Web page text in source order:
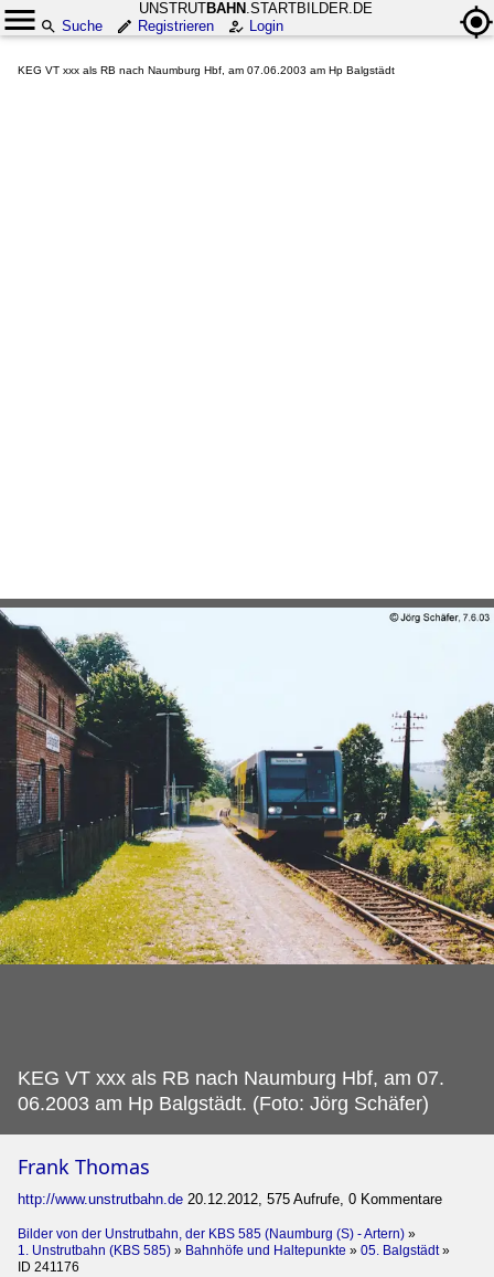
UNSTRUTBAHN .STARTBILDER.DE
Suche
Registrieren Login
KEG VT xxx als RB nach Naumburg Hbf, am 07.06.2003 am Hp Balgstädt
KEG VT xxx als RB nach Naumburg Hbf, am 07.
06.2003 am Hp Balgstädt. (Foto: Jörg Schäfer)
Frank Thomas
http://www.unstrutbahn.de 20.12.2012, 575 Aufrufe, 0 Kommentare
Bilder von der Unstrutbahn, der KBS 585 (Naumburg (S) - Artern) »
1. Unstrutbahn (KBS 585) » Bahnhöfe und Haltepunkte » 05. Balgstädt»
ID 241176